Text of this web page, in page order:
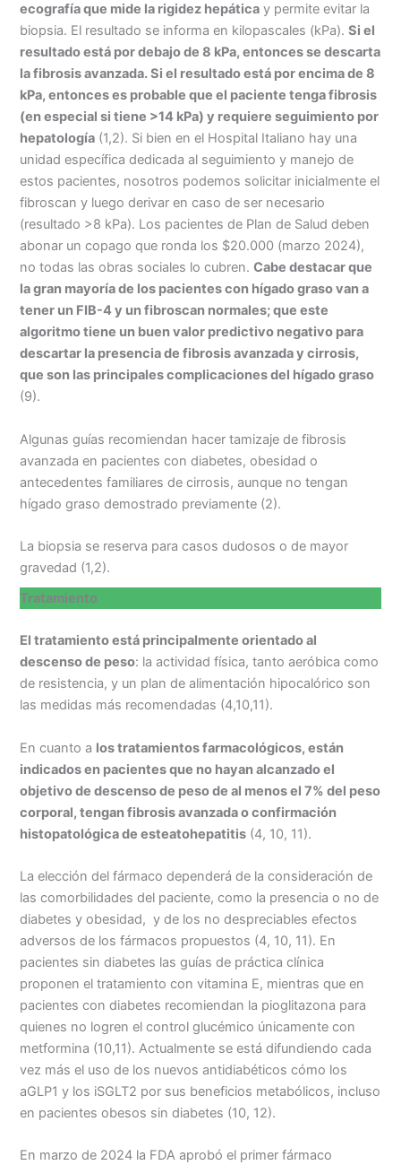
ecografía que mide la rigidez hepática y permite evitar la
biopsia. El resultado se informa en kilopascales (kPa).Si el
resultado está por debajo de 8 kPa, entonces se descarta
la fibrosis avanzada. Si el resultado está por encima de 8
kPa, entonces es probable que el paciente tenga fibrosis
(en especial si tiene >14 kPa) y requiere seguimiento por
hepatología (1,2). Si bien en el Hospital Italiano hay una
unidad específica dedicada al seguimiento y manejo de
estos pacientes, nosotros podemos solicitar inicialmente el
fibroscan y luego derivar en caso de ser necesario
(resultado >8 kPa). Los pacientes de Plan de Salud deben
abonar un copago que ronda los $20.000 (marzo 2024),
no todas las obras sociales lo cubren.Cabe destacar que
la gran mayoría de los pacientes con hígado graso van a
tener un FIB-4 y un fibroscan normales; que este
algoritmo tiene un buen valor predictivo negativo para
descartar la presencia de fibrosis avanzada y cirrosis,
que son las principales complicaciones del hígado graso
(9).
Algunas guías recomiendan hacer tamizaje de fibrosis
avanzada en pacientes con diabetes, obesidad o
antecedentes familiares de cirrosis, aunque no tengan
hígado graso demostrado previamente (2).
La biopsia se reserva para casos dudosos o de mayor
gravedad (1,2).
Tratamiento
El tratamiento está principalmente orientado al
descenso de peso: la actividad física, tanto aeróbica como
de resistencia, y un plan de alimentación hipocalórico son
las medidas más recomendadas (4,10,11).
En cuanto a los tratamientos farmacológicos, están
indicados en pacientes que no hayan alcanzado el
objetivo de descenso de peso de al menos el 7% del peso
corporal, tengan fibrosis avanzada o confirmación
histopatológica de esteatohepatitis (4, 10, 11).
La elección del fármaco dependerá de la consideración de
las comorbilidades del paciente, como la presencia o no de
diabetes y obesidad, y de los no despreciables efectos
adversos de los fármacos propuestos (4, 10, 11). En
pacientes sin diabetes las guías de práctica clínica
proponen el tratamiento con vitamina E, mientras que en
pacientes con diabetes recomiendan la pioglitazona para
quienes no logren el control glucémico únicamente con
metformina (10,11). Actualmente se está difundiendo cada
vez más el uso de los nuevos antidiabéticos cómo los
aGLP1 y los iSGLT2 por sus beneficios metabólicos, incluso
en pacientes obesos sin diabetes (10, 12).
En marzo de 2024 la FDA aprobó el primer fármaco